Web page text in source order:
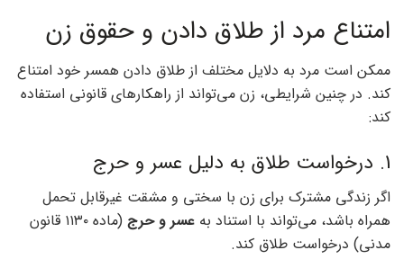
امتناع مرد از طلاق دادن و حقوق زن
ممکن است مرد به دلایل مختلف از طلاق دادن همسر خود امتناع
کند. در چنین شرایطی، زن می‌تواند از راهکارهای قانونی استفاده
کند:
1. درخواست طلاق به دلیل عسر و حرج
اگر زندگی مشترک برای زن با سختی و مشقت غیرقابل تحمل
همراه باشد، می‌تواند با استناد به عسر و حرج
(ماده ۱۱۳۰ قانون
مدنی) درخواست طلاق کند.